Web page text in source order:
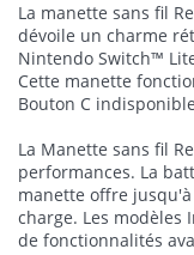
La manette sans fil
dévoile un charme
Nintendo Switch™
Cette manette
Bouton C
La Manette sans fil
performances. La
manette offre
charge. Les modèles
de fonctionnalités